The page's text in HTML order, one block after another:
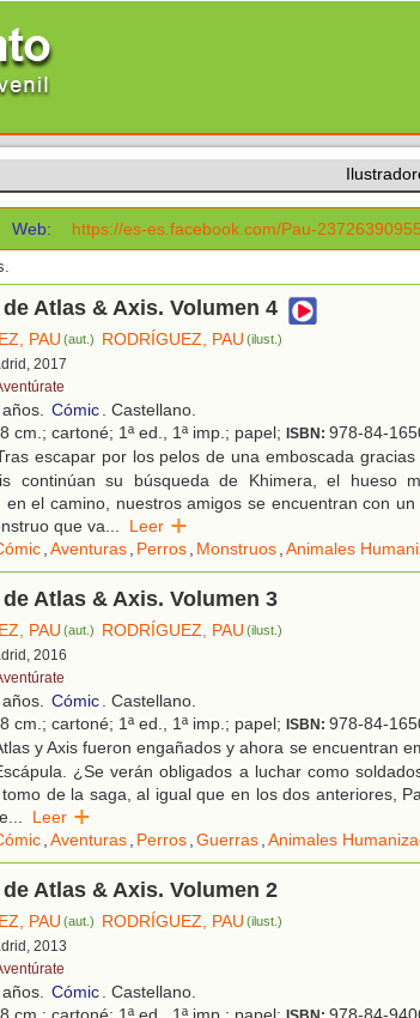
Web: https://es-es.facebook.com/Pau-
de Atlas & Axis. Volumen 4
PAU (aut.) RODRÍGUEZ, PAU (ilust.)
2017
Cómic. Castellano.
cm.; cartoné; 1ª ed., 1ª imp.; papel; ISBN: 978-84-
escapar por los pelos de una emboscada
continúan su búsqueda de Khimera, el hueso
en el camino, nuestros amigos se encuentran con
que va... Leer
,Aventuras, Perros, Monstruos,Animales
de Atlas & Axis. Volumen 3
PAU (aut.) RODRÍGUEZ, PAU (ilust.)
2016
Cómic. Castellano.
cm.; cartoné; 1ª ed., 1ª imp.; papel; ISBN: 978-84-
y Axis fueron engañados y ahora se encuentran
¿Se verán obligados a luchar como
de la saga, al igual que en los dos anteriores,
... Leer
,Aventuras, Perros,Guerras,Animales
de Atlas & Axis. Volumen 2
PAU (aut.) RODRÍGUEZ, PAU (ilust.)
2013
Cómic. Castellano.